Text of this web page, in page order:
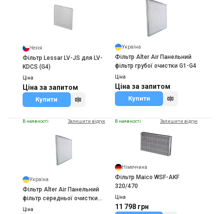
Чехія
Фільтр Lessar LV-JS для LV-
KDCS (G4)
Ціна
Ціна за запитом
Купити
Україна
Фільтр Alter Air Панельний
фільтр грубої очистки G1-G4
Ціна
Ціна за запитом
Купити
В наявності Залишити відгук
Україна
Фільтр Alter Air Панельний
фільтр середньої очистки
M5-M6
Ціна
В наявності Залишити відгук
Німеччина
Фільтр Maico WSF-AKF
320/470
Ціна
11 798 грн